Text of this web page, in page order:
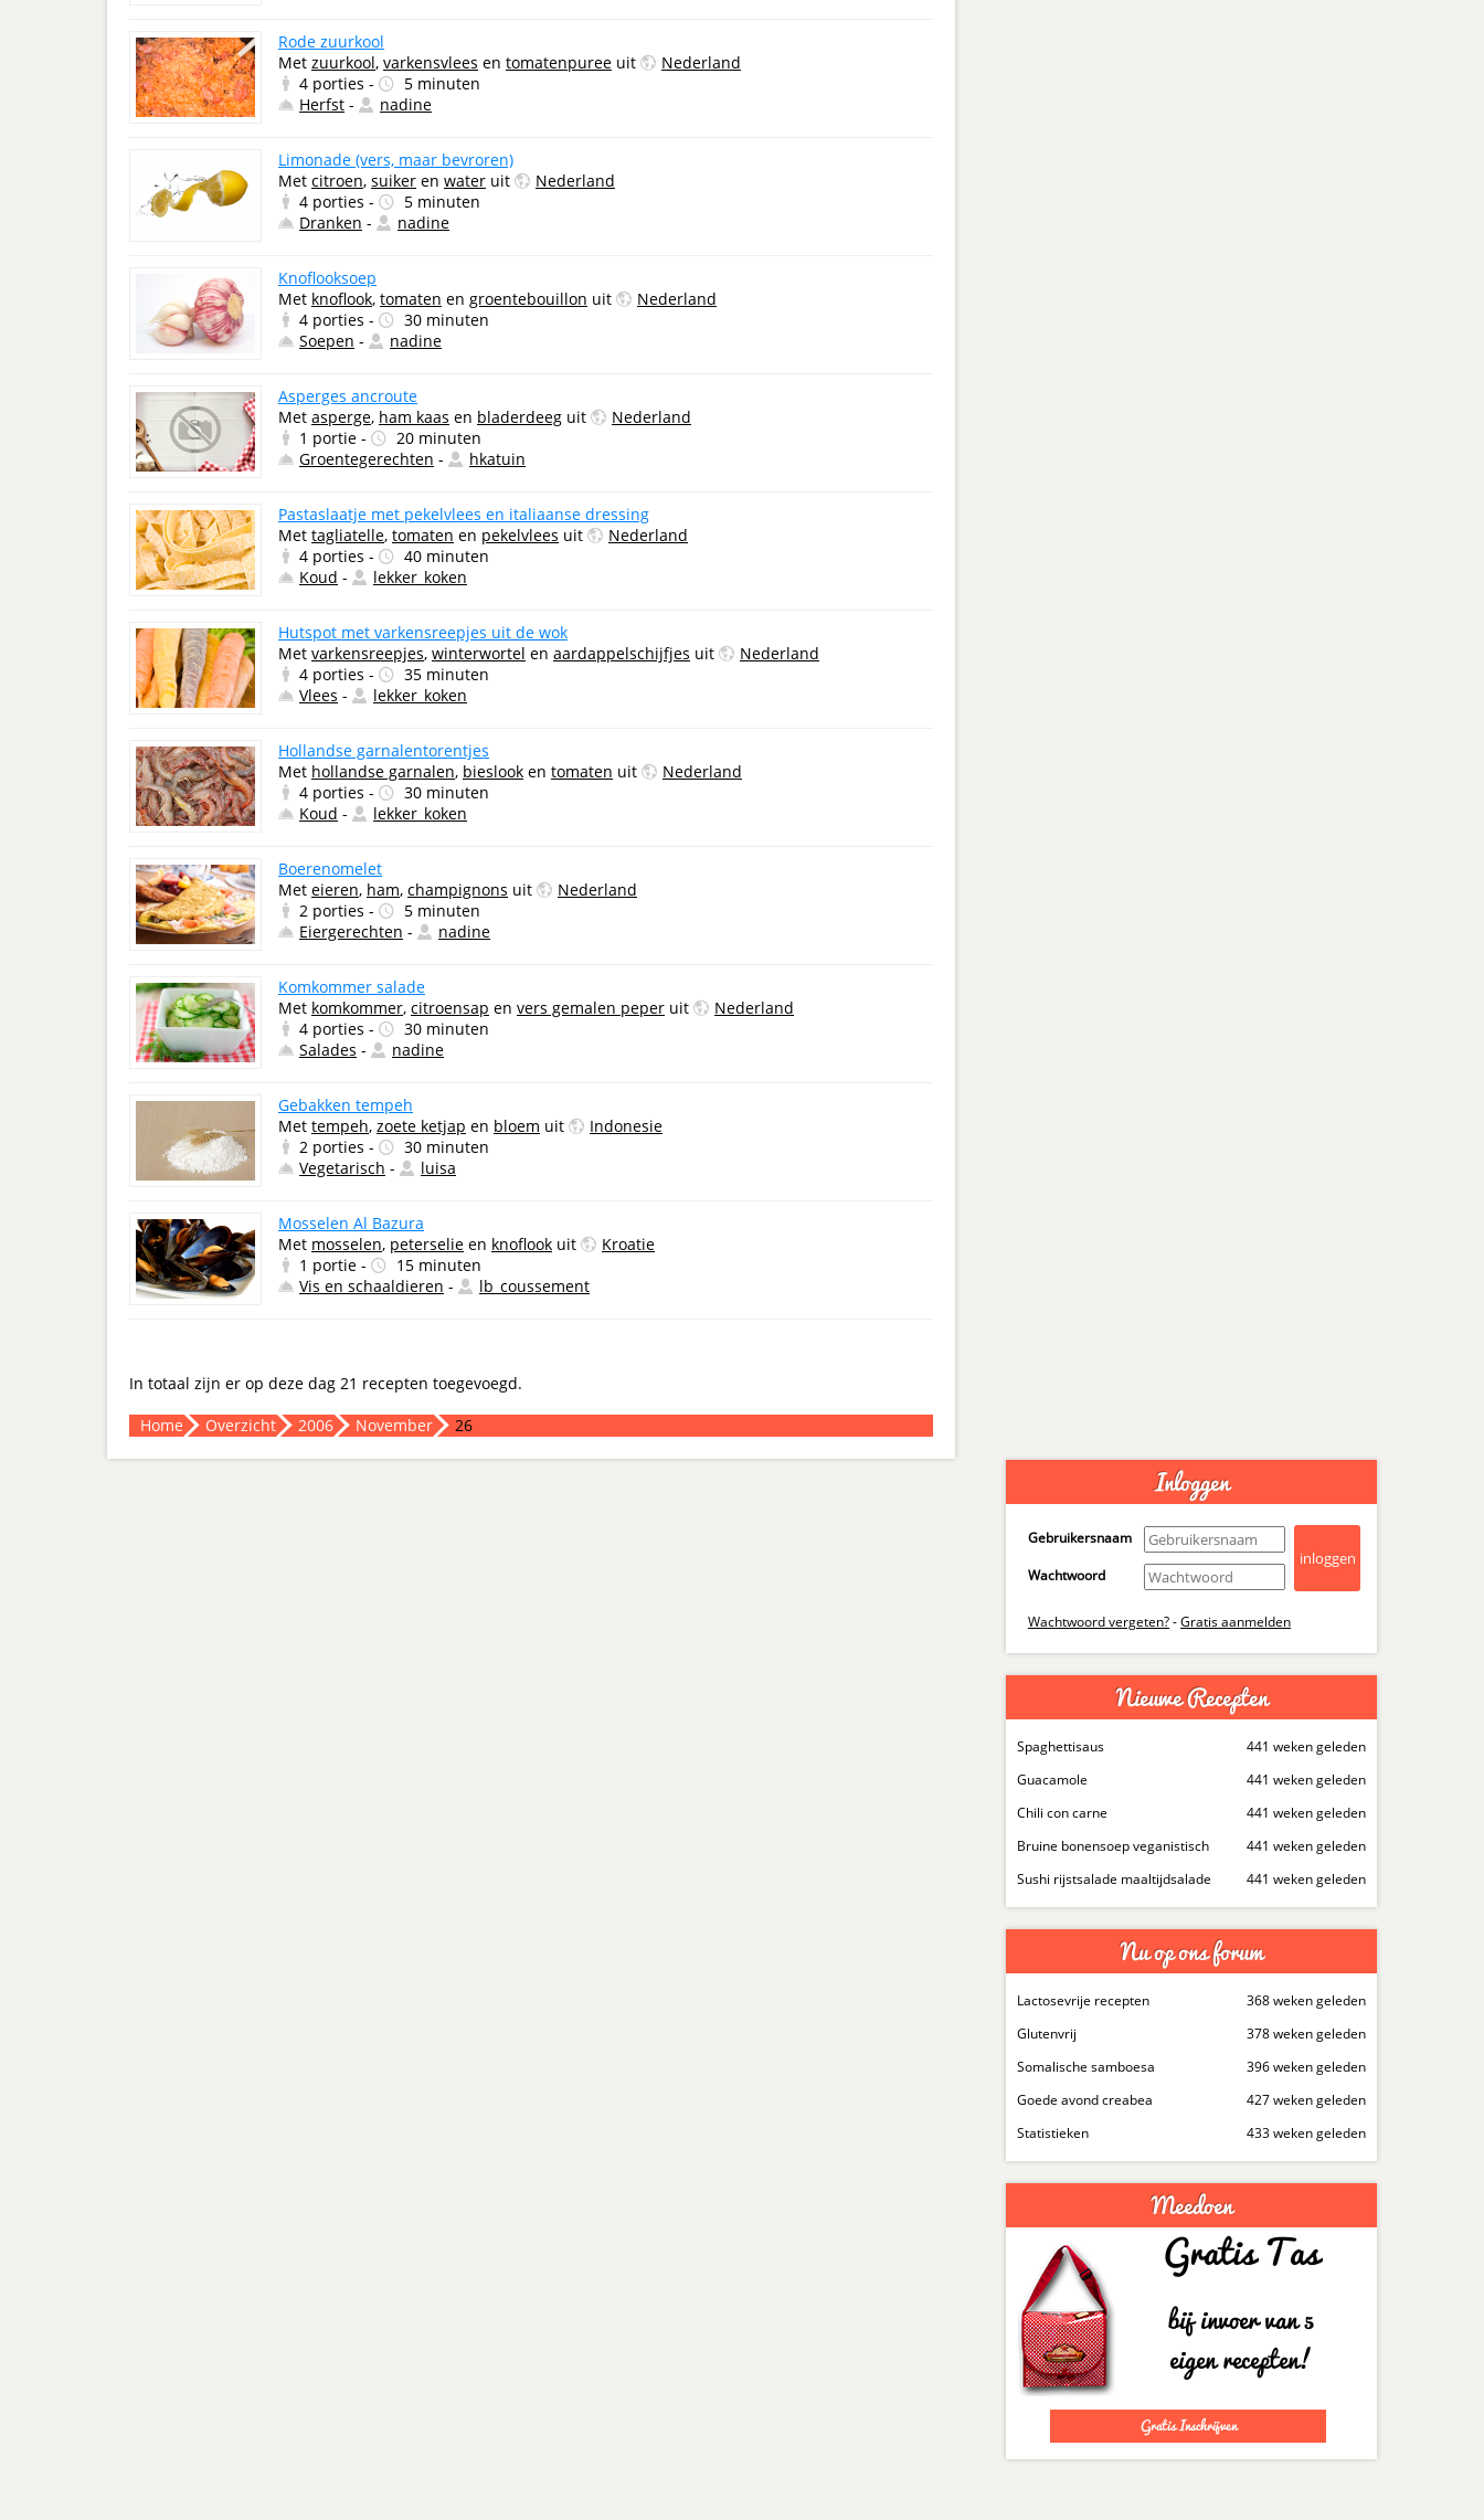
Rode zuurkool
Met zuurkool, varkensvlees en tomatenpuree uit
Nederland
4 porties -
5 minuten
Herfst - nadine
Limonade (vers, maar bevroren)
Met citroen, suiker en water uit
Nederland
4 porties -
5 minuten
Dranken - nadine
Knoflooksoep
Met knoflook, tomaten en groentebouillon uit
Nederland
4 porties -
30 minuten
Soepen - nadine
Asperges ancroute
Met asperge, ham kaas en bladerdeeg uit
Nederland
1 portie -
20 minuten
Groentegerechten - hkatuin
Pastaslaatje met pekelvlees en italiaanse dressing
Met tagliatelle, tomaten en pekelvlees uit
Nederland
4 porties -
40 minuten
Koud - lekker_koken
Hutspot met varkensreepjes uit de wok
Met varkensreepjes, winterwortel en aardappelschijfjes uit
Nederland
4 porties -
35 minuten
Vlees - lekker_koken
Hollandse garnalentorentjes
Met hollandse garnalen, bieslook en tomaten uit
Nederland
4 porties -
30 minuten
Koud - lekker_koken
Boerenomelet
Met eieren, ham, champignons uit
Nederland
2 porties -
5 minuten
Eiergerechten - nadine
Komkommer salade
Met komkommer, citroensap en vers gemalen peper uit
Nederland
4 porties -
30 minuten
Salades - nadine
Gebakken tempeh
Met tempeh, zoete ketjap en bloem uit
Indonesie
2 porties -
30 minuten
Vegetarisch - luisa
Mosselen Al Bazura
Met mosselen, peterselie en knoflook uit
Kroatie
1 portie -
15 minuten
Vis en schaaldieren - lb_coussement
In totaal zijn er op deze dag 21 recepten toegevoegd.
Home
Overzicht 2006 November 26
- Advertentie - powered by
Inloggen
Gebruikersnaam
Wachtwoord
Wachtwoord vergeten?-Gratis aanmelden
Nieuwe Recepten
441 weken geleden
Spaghettisaus
441 weken geleden
Guacamole
441 weken geleden
Chili con carne
441 weken geleden
Bruine bonensoep veganistisch
441 weken geleden
Sushi rijstsalade maaltijdsalade
Nu op ons forum
368 weken geleden
Lactosevrije recepten
378 weken geleden
Glutenvrij
396 weken geleden
Somalische samboesa
427 weken geleden
Goede avond creabea
433 weken geleden
Statistieken
Meedoen
Gratis Tas
bij invoer van 5
eigen recepten!
Gratis Inschrijven